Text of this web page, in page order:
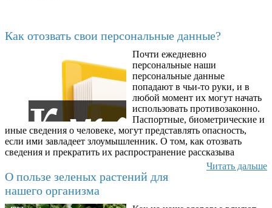
Как отозвать свои персональные данные?
Почти ежедневно
персональные наши
персональные данные
попадают в чьи-то руки, и в
любой момент их могут начать
использовать противозаконно.
Паспортные, биометрические и
иные сведения о человеке, могут представлять опасность,
если ими завладеет злоумышленник. О том, как отозвать
сведения и прекратить их распространение рассказыва
Читать дальше
О пользе зеленых растений для
нашего организма